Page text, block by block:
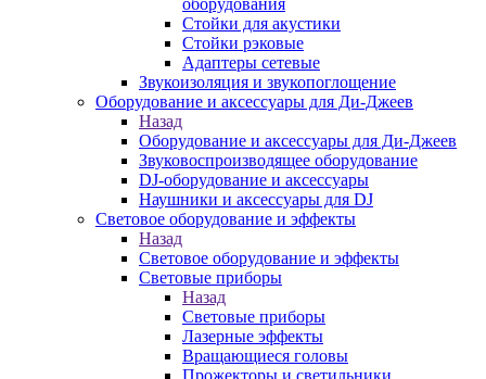
оборудования
Стойки для акустики
Стойки рэковые
Адаптеры сетевые
Звукоизоляция и звукопоглощение
Оборудование и аксессуары для Ди-Джеев
Назад
Оборудование и аксессуары для Ди-Джеев
Звуковоспроизводящее оборудование
DJ-оборудование и аксессуары
Наушники и аксессуары для DJ
Световое оборудование и эффекты
Назад
Световое оборудование и эффекты
Световые приборы
Назад
Световые приборы
Лазерные эффекты
Вращающиеся головы
Прожекторы и светильники